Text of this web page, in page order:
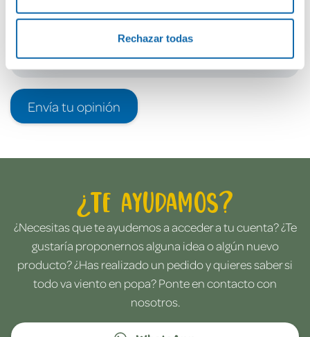
Rechazar todas
Envía tu opinión
¿Te ayudamos?
¿Necesitas que te ayudemos a acceder a tu cuenta? ¿Te
gustaría proponernos alguna idea o algún nuevo
producto? ¿Has realizado un pedido y quieres saber si
todo va viento en popa? Ponte en contacto con
nosotros.